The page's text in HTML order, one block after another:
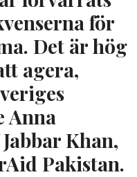
för
Det är hög
agera,
Anna
Khan,
Pakistan.